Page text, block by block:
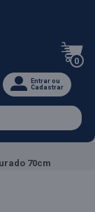
0
Entrar ou
Cadastrar
70cm